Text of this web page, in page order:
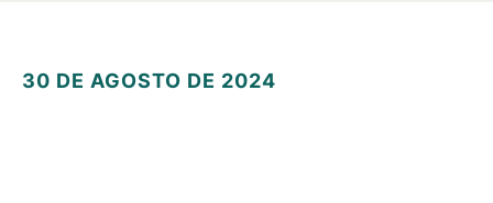
30 DE AGOSTO DE 2024